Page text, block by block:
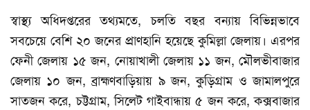
স্বাস্থ্য অধিদপ্তরের তথ্যমতে, চলতি বছর বন্যায় বিভিন্নভাবে
সবচেয়ে বেশি ২০ জনের প্রাণহানি হয়েছে কুমিল্লা জেলায়। এরপর
ফেনী জেলায় ১৫ জন, নোয়াখালী জেলায় ১১ জন, মৌলভীবাজার
জেলায় ১০ জন, ব্রাহ্মণবাড়িয়ায় ৯ জন, কুড়িগ্রাম ও জামালপুরে
সাতজন করে, চট্টগ্রাম, সিলেট গাইবান্ধায় ৫ জন করে, কক্সবাজার